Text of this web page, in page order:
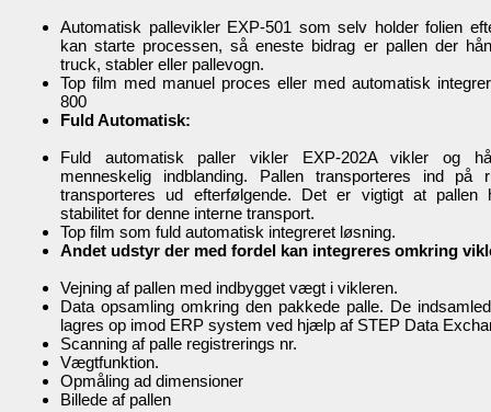
Automatisk pallevikler EXP-501 som selv holder folien
kan starte processen, så eneste bidrag er pallen der
truck, stabler eller pallevogn.
Top film med manuel proces eller med automatisk
800
Fuld Automatisk:
Fuld automatisk paller vikler EXP-202A vikler og
menneskelig indblanding. Pallen transporteres ind på
transporteres ud efterfølgende. Det er vigtigt at pallen
stabilitet for denne interne transport.
Top film som fuld automatisk integreret løsning.
Andet udstyr der med fordel kan integreres omkring
Vejning af pallen med indbygget vægt i vikleren.
Data opsamling omkring den pakkede palle. De
lagres op imod ERP system ved hjælp af STEP Data
Scanning af palle registrerings nr.
Vægtfunktion.
Opmåling ad dimensioner
Billede af pallen